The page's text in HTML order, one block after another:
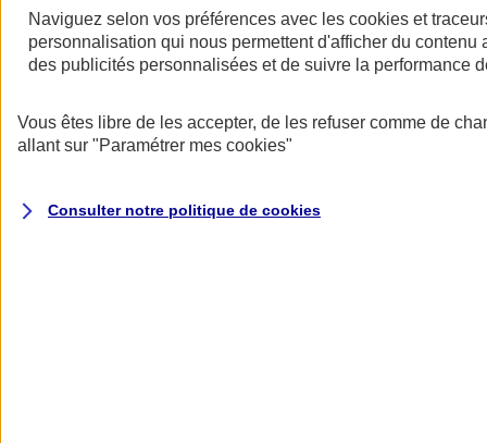
AXA Assurance
Naviguez selon vos préférences avec les cookies et
personnalisation qui nous permettent d'afficher du contenu
des publicités personnalisées et de suivre la performance
Vous êtes libre de les accepter, de les refuser comme de
allant sur "Paramétrer mes cookies"
Consulter notre politique de cookies